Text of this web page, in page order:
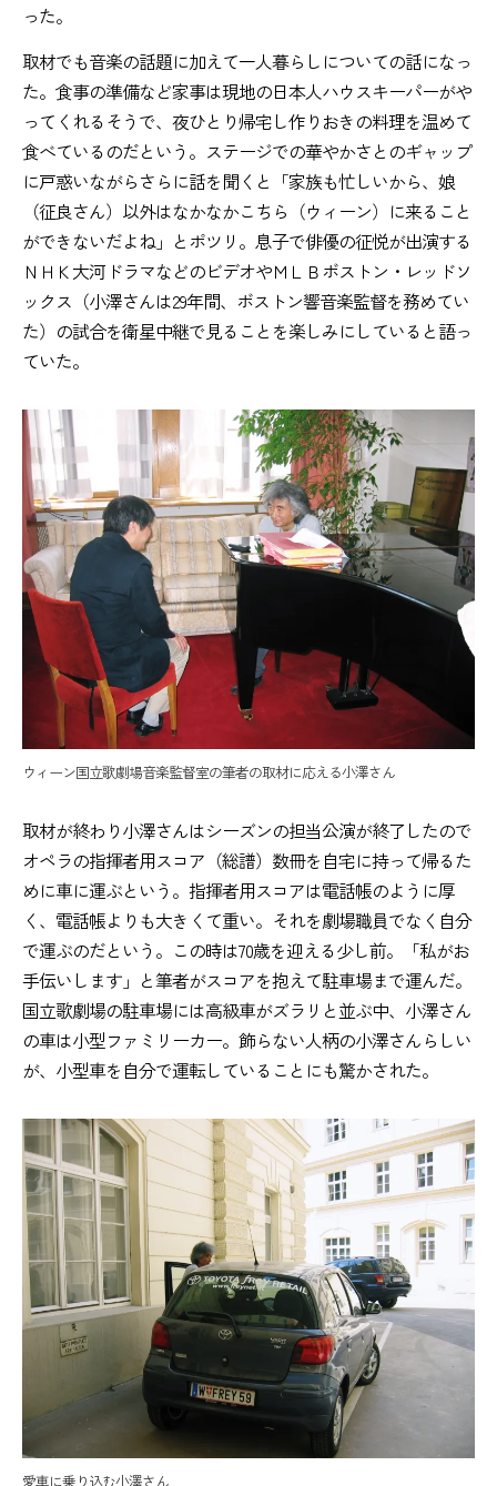
った。
取材でも音楽の話題に加えて一人暮らしについての話になっ
た。食事の準備など家事は現地の日本人ハウスキーパーがや
ってくれるそうで、夜ひとり帰宅し作りおきの料理を温めて
食べているのだという。ステージでの華やかさとのギャップ
に戸惑いながらさらに話を聞くと「家族も忙しいから、娘
（征良さん）以外はなかなかこちら（ウィーン）に来ること
ができないだよね」とポツリ。息子で俳優の征悦が出演する
ＮＨＫ大河ドラマなどのビデオやＭＬＢボストン・レッドソ
ックス（小澤さんは29年間、ボストン響音楽監督を務めてい
た）の試合を衛星中継で見ることを楽しみにしていると語っ
ていた。
ウィーン国立歌劇場音楽監督室の筆者の取材に応える小澤さん
取材が終わり小澤さんはシーズンの担当公演が終了したので
オペラの指揮者用スコア（総譜）数冊を自宅に持って帰るた
めに車に運ぶという。指揮者用スコアは電話帳のように厚
く、電話帳よりも大きくて重い。それを劇場職員でなく自分
で運ぶのだという。この時は70歳を迎える少し前。「私がお
手伝いします」と筆者がスコアを抱えて駐車場まで運んだ。
国立歌劇場の駐車場には高級車がズラリと並ぶ中、小澤さん
の車は小型ファミリーカー。飾らない人柄の小澤さんらしい
が、小型車を自分で運転していることにも驚かされた。
愛車に乗り込む小澤さん